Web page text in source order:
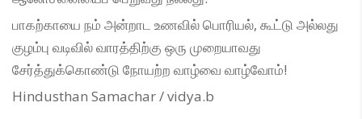
பாகற்காயை நம் அன்றாட உணவில் பொரியல், கூட்டு அல்லது
குழம்பு வடிவில் வாரத்திற்கு ஒரு முறையாவது
சேர்த்துக்கொண்டு நோயற்ற வாழ்வை வாழ்வோம்!
Hindusthan Samachar / vidya.b